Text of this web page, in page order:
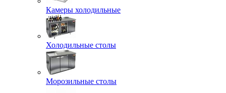
Камеры холодильные
Холодильные столы
Морозильные столы